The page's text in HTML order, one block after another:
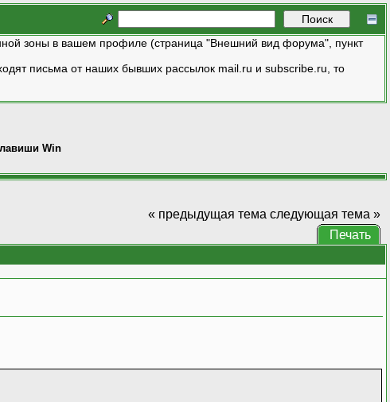
зоны в вашем профиле (страница "Внешний вид форума", пункт
письма от наших бывших рассылок mail.ru и subscribe.ru, то
Win
« предыдущая тема следующая тема »
Печать